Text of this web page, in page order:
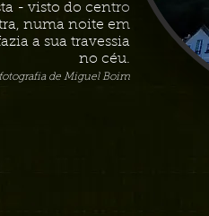
- visto do centro
numa noite em
a sua travessia
no céu.
de Miguel Boim